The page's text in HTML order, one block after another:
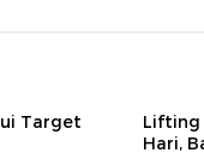
Target
Lifting
Hari,